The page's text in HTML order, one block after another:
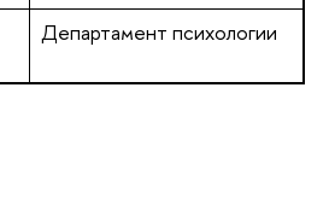
Департамент психологии